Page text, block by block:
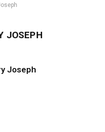
JOSEPH
Joseph